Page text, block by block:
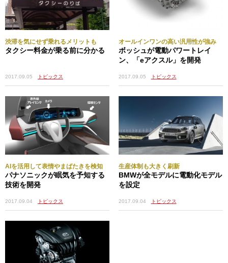
渋滞を気にせず乗れるメリットも
タクシー料金が乗る前に分かる
2017.09.05 トピックス
オールインワンの高い汎用性が強み
ボッシュが電動パワートレイ
ン、「eアクスル」を開発
2017.09.05 トピックス
AIを活用して表情やまばたきを検知
パナソニックが眠気を予知する
技術を開発
2017.09.04 トピックス
生産体制も大きく刷新
BMWが全モデルに電動化モデル
を設定
2017.09.04 トピックス